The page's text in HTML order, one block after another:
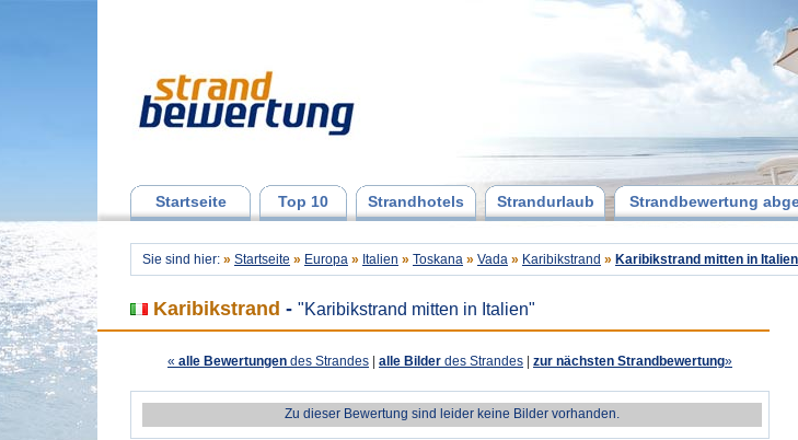
Startseite Top 10 Strandhotels Strandurlaub Strandbewertung
Sie sind hier: » Startseite » Europa » Italien » Toskana » Vada » Karibikstrand » Karibikstrand mitten in Italien
Karibikstrand - "Karibikstrand mitten in Italien"
« alle Bewertungen des Strandes alle Bilder des Strandes zur nächsten Strandbewertung»
Zu dieser Bewertung sind leider keine Bilder vorhanden.